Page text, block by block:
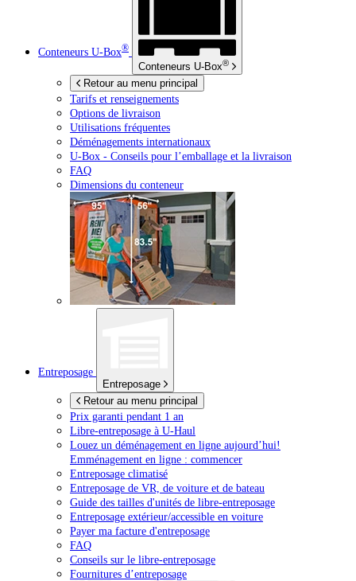
Conteneurs U-Box®
Conteneurs U-Box®
Retour au menu principal
Tarifs et renseignements
Options de livraison
Utilisations fréquentes
Déménagements internationaux
U-Box - Conseils pour l’emballage et la livraison
FAQ
Dimensions du conteneur
Entreposage
Entreposage
Retour au menu principal
Prix garanti pendant 1 an
Libre-entreposage à U-Haul
Louez un déménagement en ligne aujourd’hui!
Emménagement en ligne : commencer
Entreposage climatisé
Entreposage de VR, de voiture et de bateau
Guide des tailles d'unités de libre-entreposage
Entreposage extérieur/accessible en voiture
Payer ma facture d'entreposage
FAQ
Conseils sur le libre-entreposage
Fournitures d’entreposage